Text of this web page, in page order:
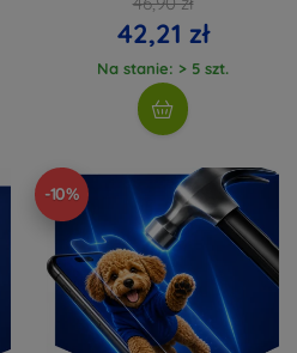
42,21 zł
Na stanie: > 5 szt.
-10%